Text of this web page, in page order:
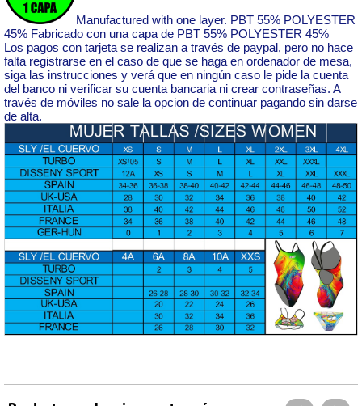
Manufactured with one layer. PBT 55% POLYESTER
45% Fabricado con una capa de PBT 55% POLYESTER 45%
Los pagos con tarjeta se realizan a través de paypal, pero no hace
falta registrarse en el caso de que se haga en ordenador de mesa,
siga las instrucciones y verá que en ningún caso le pide la cuenta
del banco ni verificar su cuenta bancaria ni crear contraseñas. A
través de móviles no sale la opcion de continuar pagando sin darse
de alta.